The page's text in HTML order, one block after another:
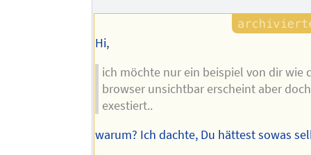
Hi,
ich möchte nur ein beispiel von dir wie
browser unsichtbar erscheint aber
exestiert..
warum? Ich dachte, Du hättest sowas